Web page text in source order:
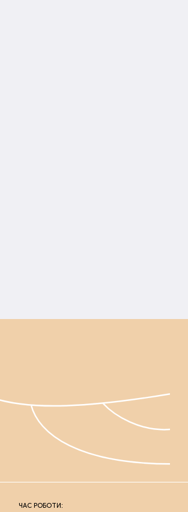
удобрювати до випадання
чекаючи танення ґрунту.
посадки.
які не шкодять
і для кімнатних рослин.
цвітіння. Усі засоби
нашого офлайн-магазину.
ЧАС РОБОТИ: